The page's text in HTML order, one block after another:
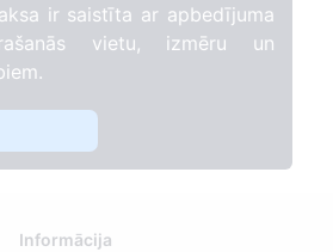
ir saistīta ar apbedījuma
vietu, izmēru un
Informācija